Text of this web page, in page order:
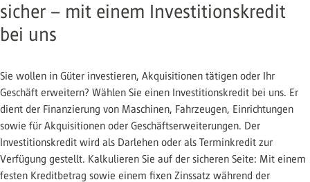
sicher – mit einem Investitionskredit
bei uns
Sie wollen in Güter investieren, Akquisitionen tätigen oder Ihr
Geschäft erweitern? Wählen Sie einen Investitionskredit bei uns. Er
dient der Finanzierung von Maschinen, Fahrzeugen, Einrichtungen
sowie für Akquisitionen oder Geschäftserweiterungen. Der
Investitionskredit wird als Darlehen oder als Terminkredit zur
Verfügung gestellt. Kalkulieren Sie auf der sicheren Seite: Mit einem
festen Kreditbetrag sowie einem fixen Zinssatz während der